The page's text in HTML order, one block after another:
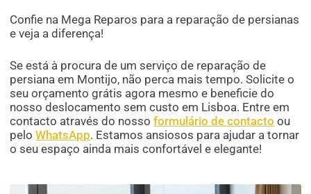
Confie na Mega Reparos para a reparação de persianas
e veja a diferença!
Se está à procura de um serviço de reparação de
persiana em Montijo, não perca mais tempo. Solicite o
seu orçamento grátis agora mesmo e beneficie do
nosso deslocamento sem custo em Lisboa. Entre em
contacto através do nossoformulário de contacto ou
peloWhatsApp. Estamos ansiosos para ajudar a tornar
o seu espaço ainda mais confortável e elegante!